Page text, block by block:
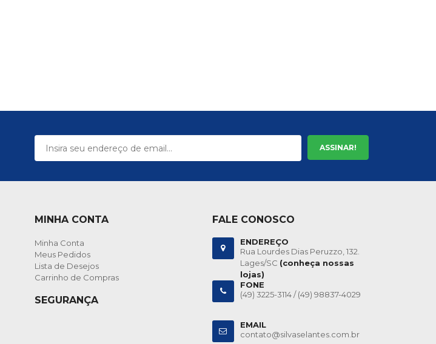
ASSINAR!
MINHA CONTA
Minha Conta
Meus Pedidos
Lista de Desejos
Carrinho de Compras
SEGURANÇA
FALE CONOSCO
ENDEREÇO
Rua Lourdes Dias Peruzzo, 132.
Lages/SC (conheça nossas
lojas)
FONE
(49) 3225-3114 /(49) 98837-4029
EMAIL
contato@silvaselantes.com.br